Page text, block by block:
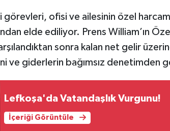
görevleri, ofisi ve ailesinin özel
elde ediliyor. Prens William’ın
sonra kalan net gelir
ve giderlerin bağımsız denetimden
Lefkoşa'da Vatandaşlık Vurgunu!
İçeriği Görüntüle